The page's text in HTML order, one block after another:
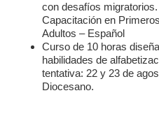
con desafíos migratorios.
Capacitación en
Adultos – Español
Curso de 10 horas
habilidades de
tentativa: 22 y 23 de
Diocesano.